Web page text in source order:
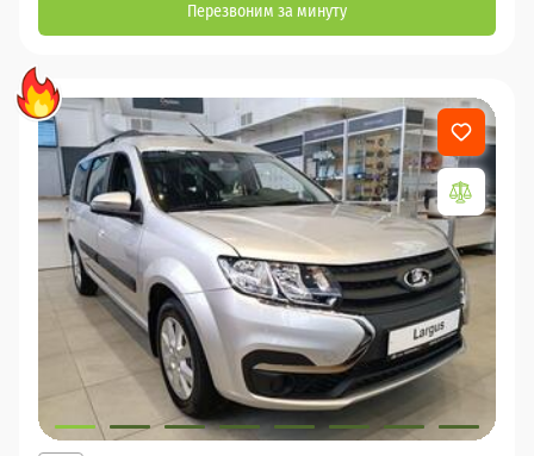
Перезвоним за минуту